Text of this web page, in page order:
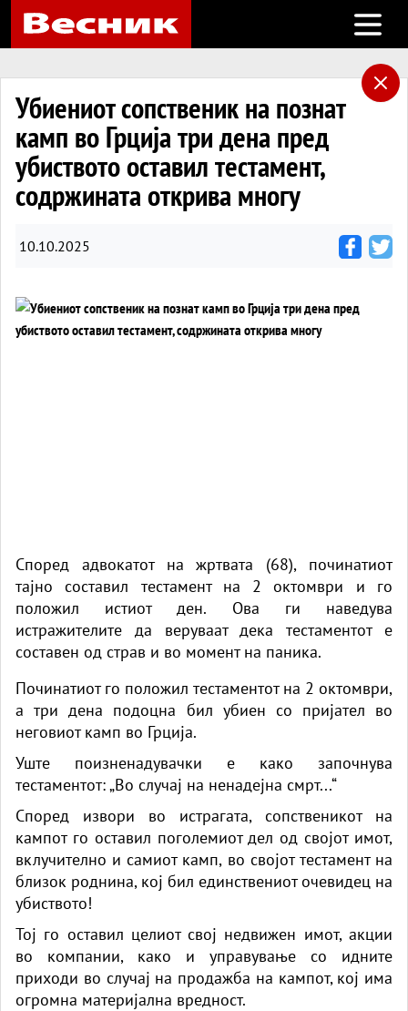
Open
Убиениот сопственик на познат
камп во Грција три дена пред
убиството оставил тестамент,
содржината открива многу
10.10.2025
Според адвокатот на жртвата (68), починатиот
тајно составил тестамент на 2 октомври и го
положил истиот ден. Ова ги наведува
истражителите да веруваат дека тестаментот е
составен од страв и во момент на паника.
Починатиот го положил тестаментот на 2 октомври,
а три дена подоцна бил убиен со пријател во
неговиоткамп во Грција.
Уште поизненадувачки е како започнува
тестаментот: „Во случај на ненадејна смрт...“
Според извори во истрагата, сопственикот на
кампот го оставил поголемиот дел од својот имот,
вклучително и самиот камп, во својот тестамент на
близок роднина, кој бил единствениот очевидец на
убиството!
Тој го оставил целиот свој недвижен имот, акции
во компании, како и управување со идните
приходи во случај на продажба на кампот, кој има
огромна материјална вредност.